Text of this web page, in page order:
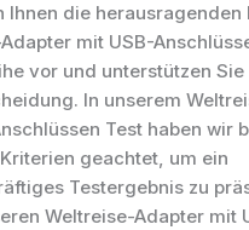
Ihnen die
mit USB-
vor und unterstützen
In unserem
Test haben wir
geachtet, um ein
Testergebnis zu
Weltreise-Adapter mit